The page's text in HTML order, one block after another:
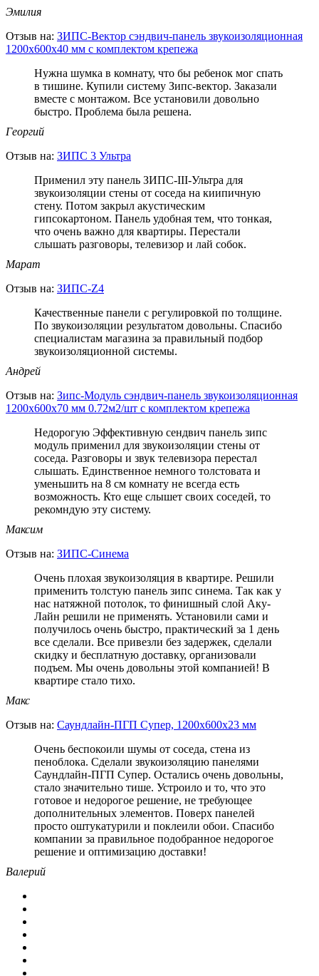
Эмилия
Отзыв на: ЗИПС-Вектор сэндвич-панель звукоизоляционная
1200х600х40 мм с комплектом крепежа
Нужна шумка в комнату, что бы ребенок мог спать
в тишине. Купили систему Зипс-вектор. Заказали
вместе с монтажом. Все установили довольно
быстро. Проблема была решена.
Георгий
Отзыв на: ЗИПС 3 Ультра
Применил эту панель ЗИПС-III-Ультра для
звукоизоляции стены от соседа на киипичную
стену. Потом закрыл акустическим
гипсокартоном. Панель удобная тем, что тонкая,
что очень важно для квартиры. Перестали
слышать разговоры, телевизор и лай собок.
Марат
Отзыв на: ЗИПС-Z4
Качественные панели с регулировкой по толщине.
По звукоизоляции результатом довольны. Спасибо
специалистам магазина за правильный подбор
звукоизоляционной системы.
Андрей
Отзыв на: Зипс-Модуль сэндвич-панель звукоизоляционная
1200х600х70 мм 0.72м2/шт с комплектом крепежа
Недорогую Эффективную сендвич панель зипс
модуль применил для звукоизоляции стены от
соседа. Разговоры и звук телевизора перестал
слышать. Единственное немного толстовата и
уменьшить на 8 см комнату не всегда есть
возможность. Кто еще слышет своих соседей, то
рекомндую эту систему.
Максим
Отзыв на: ЗИПС-Синема
Очень плохая звукоизоляция в квартире. Решили
применить толстую панель зипс синема. Так как у
нас натяжной потолок, то финишный слой Аку-
Лайн решили не применять. Установили сами и
получилось очень быстро, практический за 1 день
все сделали. Все привезли без задержек, сделали
скидку и бесплатную доставку, организовали
подъем. Мы очень довольны этой компанией! В
квартире стало тихо.
Макс
Отзыв на: Саундлайн-ПГП Супер, 1200х600х23 мм
Очень беспокоили шумы от соседа, стена из
пеноблока. Сделали звукоизоляцию панелями
Саундлайн-ПГП Супер. Остались очень довольны,
стало значительно тише. Устроило и то, что это
готовое и недорогое решение, не требующее
дополнительных элементов. Поверх панелей
просто оштукатурили и поклеили обои. Спасибо
компании за правильное подобранное недорогое
решение и оптимизацию доставки!
Валерий